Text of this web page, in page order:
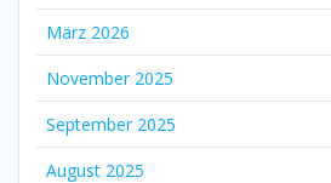
März 2026
November 2025
September 2025
August 2025